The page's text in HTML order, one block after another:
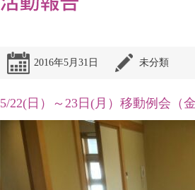
2016年5月31日 未分類
5/22(日）～23日(月）移動例会（